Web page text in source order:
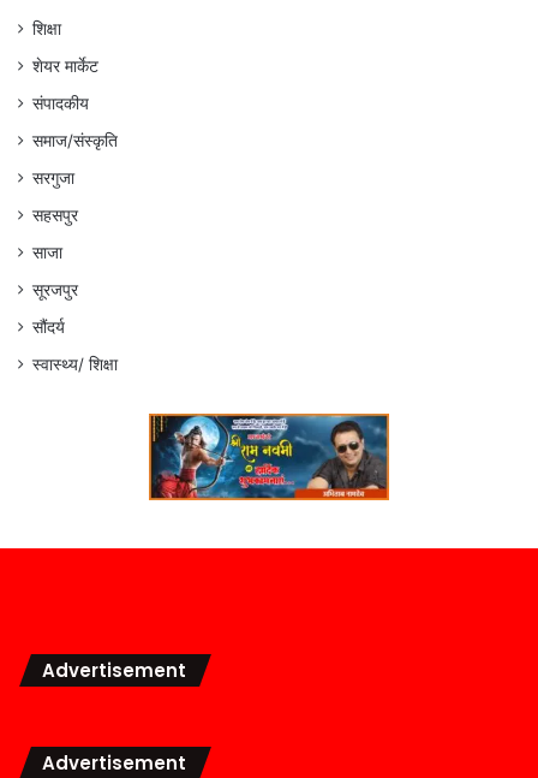
शिक्षा
शेयर मार्केट
संपादकीय
समाज/संस्कृति
सरगुजा
सहसपुर
साजा
सूरजपुर
सौंदर्य
स्वास्थ्य/ शिक्षा
Advertisement
Advertisement